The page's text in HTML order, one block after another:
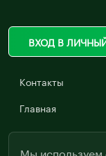
ВХОД В
Контакты
Главная
Мы